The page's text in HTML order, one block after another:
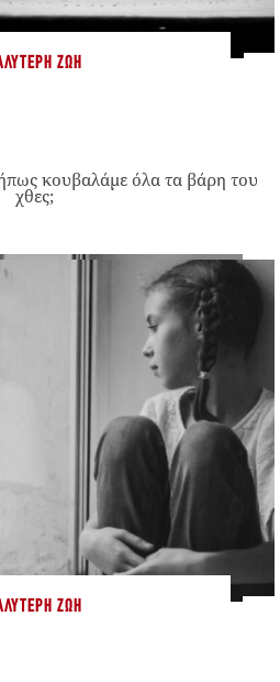
ΖΩΉ
κουβαλάμε όλα τα βάρη του
χθες;
ΖΩΉ